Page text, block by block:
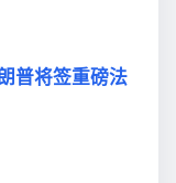
普将签重磅法